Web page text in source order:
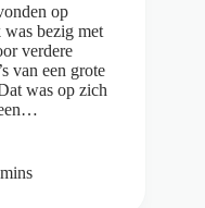
op
was bezig met
verdere
van een grote
was op zich